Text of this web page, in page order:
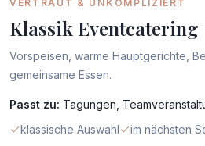
VERTRAUT & UNKOMPLIZIERT
Klassik Eventcatering
Vorspeisen, warme Hauptgerichte,
gemeinsame Essen.
Passt zu: Tagungen,
klassische Auswahl
im nächsten